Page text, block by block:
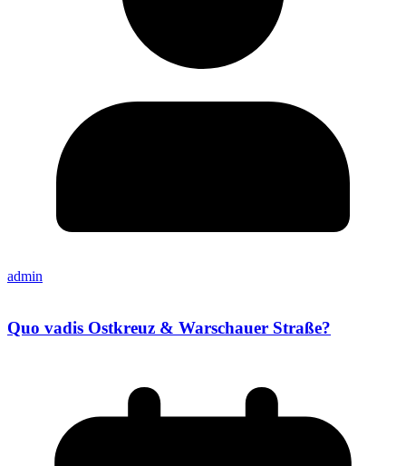
admin
Quo vadis Ostkreuz & Warschauer Straße?